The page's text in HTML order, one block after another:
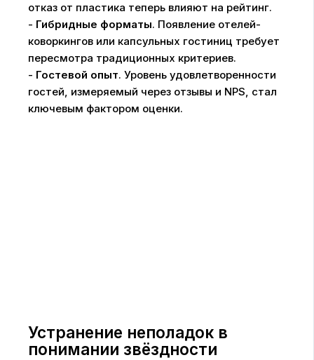
отказ от пластика теперь влияют на рейтинг.
- Гибридные форматы. Появление отелей-
коворкингов или капсульных гостиниц требует
пересмотра традиционных критериев.
- Гостевой опыт. Уровень удовлетворенности
гостей, измеряемый через отзывы и NPS, стал
ключевым фактором оценки.
Устранение неполадок в
понимании звёздности